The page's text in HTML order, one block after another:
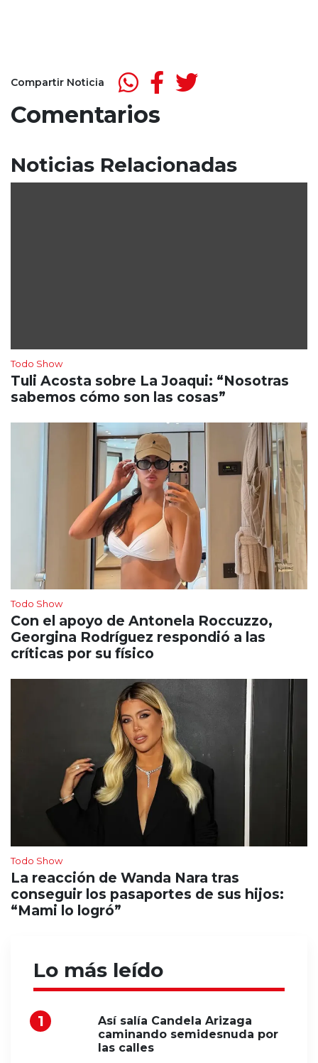
Compartir Noticia
Comentarios
Noticias Relacionadas
Todo Show
Tuli Acosta sobre La Joaqui: “Nosotras
sabemos cómo son las cosas”
Todo Show
Con el apoyo de Antonela Roccuzzo,
Georgina Rodríguez respondió a las
críticas por su físico
Todo Show
La reacción de Wanda Nara tras
conseguir los pasaportes de sus hijos:
“Mami lo logró”
Lo más leído
Así salía Candela Arizaga
caminando semidesnuda por
las calles